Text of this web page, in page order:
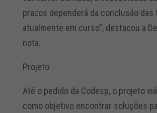
prazos dependerá da conclusão das
atualmente em curso”, destacou a
nota.
Projeto
Até o pedido da Codesp, o projeto
como objetivo encontrar soluções